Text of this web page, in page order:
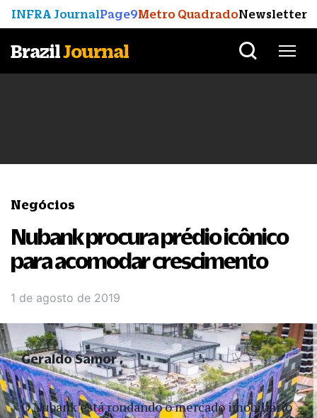
INFRA JournalPage9Metro QuadradoNewsletter
BrazilJournal
Negócios
Nubank procura prédio icônico
para acomodar crescimento
1 de agosto de 2019
O Nubank está rondando o mercado imobiliário
Geraldo Samor